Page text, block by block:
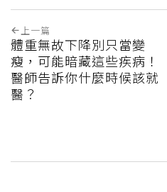
上一篇
體重無故下降別只當變
瘦，可能暗藏這些疾病！
醫師告訴你什麼時候該就
醫？